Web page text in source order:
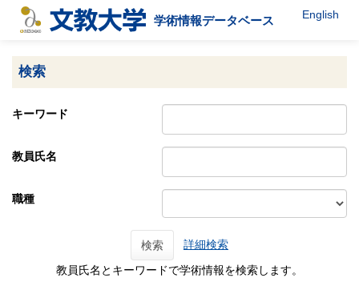
学術情報データベース English
検索
キーワード
教員氏名
職種
検索 詳細検索
教員氏名とキーワードで学術情報を検索します。